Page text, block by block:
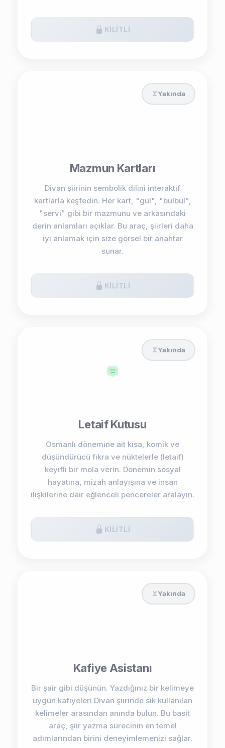
KILITLI
Yakında
Mazmun Kartları
Divan şiirinin sembolik dilini interaktif
kartlarla keşfedin. Her kart, "gül", "bülbül",
"servi" gibi bir mazmunu ve arkasındaki
derin anlamları açıklar. Bu araç, şiirleri daha
iyi anlamak için size görsel bir anahtar
sunar.
KILITLI
Yakında
Letaif Kutusu
Osmanlı dönemine ait kısa, komik ve
düşündürücü fıkra ve nüktelerle (letaif)
keyifli bir mola verin. Dönemin sosyal
hayatına, mizah anlayışına ve insan
ilişkilerine dair eğlenceli pencereler aralayın.
KILITLI
Yakında
Kafiye Asistanı
Bir şair gibi düşünün. Yazdığınız bir kelimeye
uygun kafiyeleri Divan şiirinde sık kullanılan
kelimeler arasından anında bulun. Bu basit
araç, şiir yazma sürecinin en temel
adımlarından birini deneyimlemenizi sağlar.